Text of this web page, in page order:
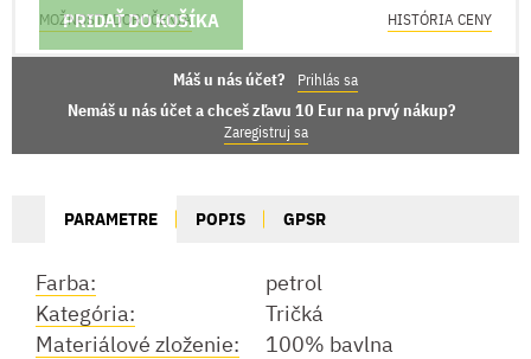
PRIDAŤ DO KOŠÍKA
MOŽNOSTI DORUČENIA HISTÓRIA CENY
Máš u nás účet? Prihlás sa
Nemáš u nás účet a chceš zľavu 10 Eur na prvý nákup?
Zaregistruj sa
PARAMETRE POPIS GPSR
Farba:
petrol
Kategória:
Tričká
Materiálové zloženie:
100% bavlna